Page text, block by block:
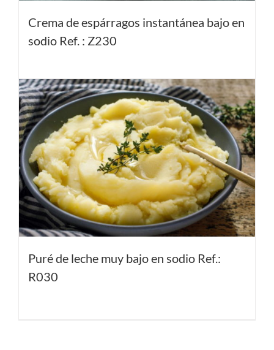
Crema de espárragos instantánea bajo en
sodio Ref. : Z230
Puré de leche muy bajo en sodio Ref.:
R030